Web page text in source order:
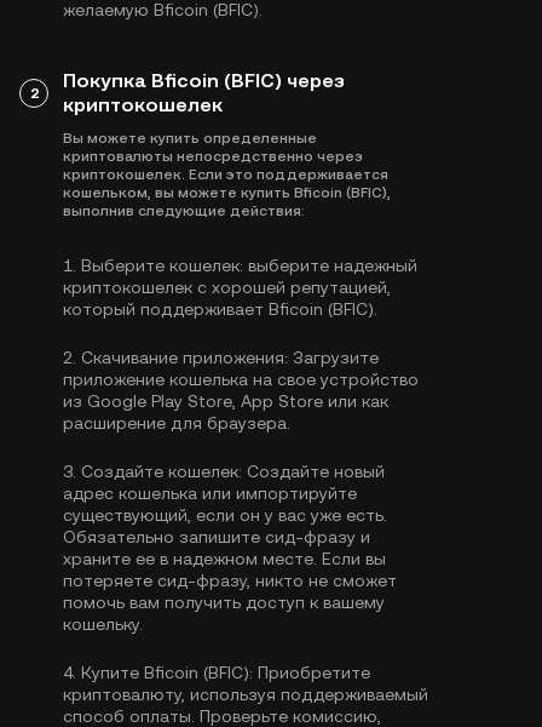
желаемую Bficoin (BFIC).
2
Покупка Bficoin (BFIC) через
криптокошелек
Вы можете купить определенные
криптовалюты непосредственно через
криптокошелек. Если это поддерживается
кошельком, вы можете купить Bficoin (BFIC),
выполнив следующие действия:
1. Выберите кошелек: выберите надежный
криптокошелек с хорошей репутацией,
который поддерживает Bficoin (BFIC).
2. Скачивание приложения: Загрузите
приложение кошелька на свое устройство
из Google Play Store, App Store или как
расширение для браузера.
3. Создайте кошелек: Создайте новый
адрес кошелька или импортируйте
существующий, если он у вас уже есть.
Обязательно запишите сид-фразу и
храните ее в надежном месте. Если вы
потеряете сид-фразу, никто не сможет
помочь вам получить доступ к вашему
кошельку.
4. Купите Bficoin (BFIC): Приобретите
криптовалюту, используя поддерживаемый
способ оплаты. Проверьте комиссию,